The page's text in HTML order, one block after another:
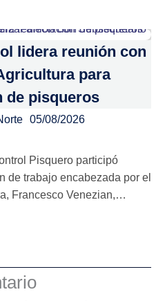
lidera reunión con
para
de pisqueros
05/08/2026
Pisquero participó
de trabajo encabezada por el
Francesco Venezian,…